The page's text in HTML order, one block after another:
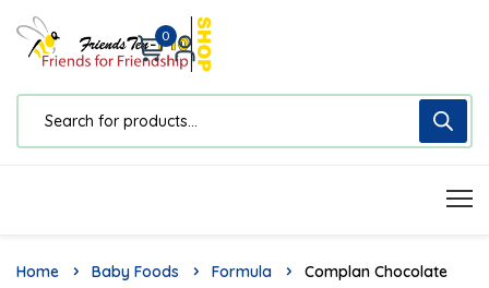
0
Home Baby Foods Formula
Complan Chocolate